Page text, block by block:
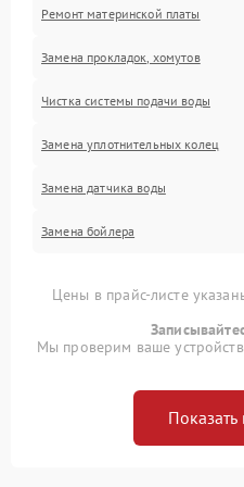
Ремонт материнской платы
Замена прокладок, хомутов
Чистка системы подачи воды
Замена уплотнительных колец
Замена датчика воды
Замена бойлера
Цены в прайс-листе
Мы проверим ваше
Показать